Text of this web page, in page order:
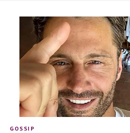
GOSSIP